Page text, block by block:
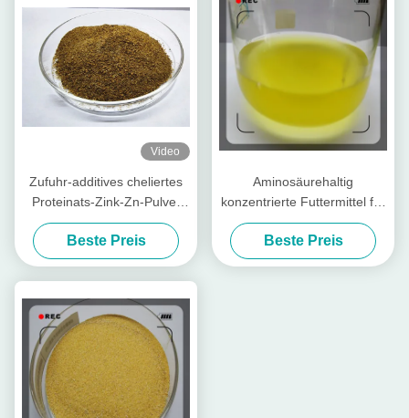
Video
Zufuhr-additives cheliertes
Proteinats-Zink-Zn-Pulver
mit Rohprotein für
Futtermühle
Beste Preis
Aminosäurehaltig
konzentrierte Futtermittel für
Geflügel und Vieh
Beste Preis